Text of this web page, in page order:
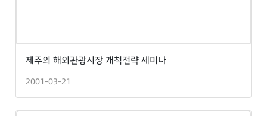
제주의 해외관광시장 개척전략 세미나
2001-03-21